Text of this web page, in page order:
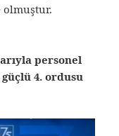
olmuştur.
personel
güçlü 4. ordusu